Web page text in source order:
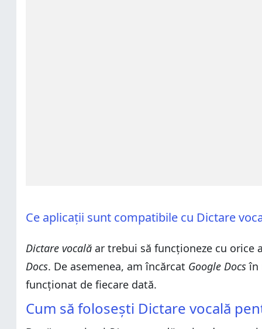
Ce aplicații sunt compatibile cu Dictare
Dictare vocală ar trebui să funcționeze cu orice
Docs. De asemenea, am încărcat Google Docsîn
funcționat de fiecare dată.
Cum să folosești Dictare vocală